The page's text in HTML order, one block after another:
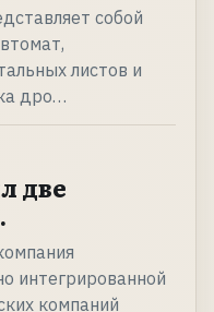
собой
листов и
дро…
две
интегрированной
компаний